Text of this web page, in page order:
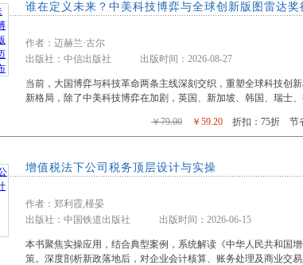
谁在定义未来？中美科技博弈与全球创新版图雷达
作者：迈赫兰·古尔
出版社：中信出版社 出版时间：2026-08-27
当前，大国博弈与科技革命两条主线深刻交织，重塑全球科技创
新格局，除了中美科技博弈在加剧，英国、新加坡、韩国、瑞士
￥79.00 ￥59.20 折扣：75折 节
增值税法下公司税务顶层设计与实操
作者：郑利霞,槿晏
出版社：中国铁道出版社 出版时间：2026-06-15
本书聚焦实操应用，结合典型案例，系统解读《中华人民共和国
策。深度剖析新政落地后，对企业会计核算、账务处理及商业交